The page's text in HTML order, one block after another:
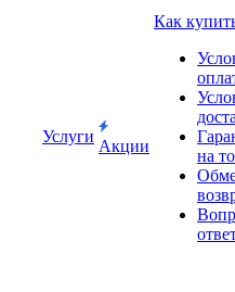
Услуги
Акции
Как
на